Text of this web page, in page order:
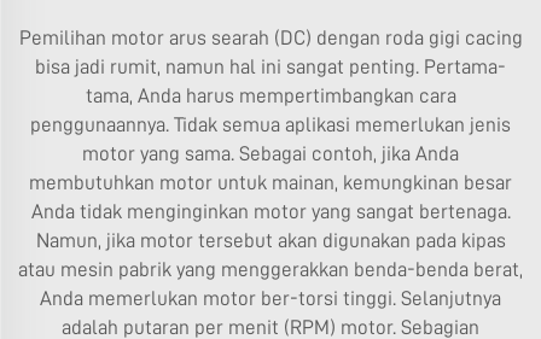
Pemilihan motor arus searah (DC) dengan roda gigi cacing
bisa jadi rumit, namun hal ini sangat penting. Pertama-
tama, Anda harus mempertimbangkan cara
penggunaannya. Tidak semua aplikasi memerlukan jenis
motor yang sama. Sebagai contoh, jika Anda
membutuhkan motor untuk mainan, kemungkinan besar
Anda tidak menginginkan motor yang sangat bertenaga.
Namun, jika motor tersebut akan digunakan pada kipas
atau mesin pabrik yang menggerakkan benda-benda berat,
Anda memerlukan motor ber-torsi tinggi. Selanjutnya
adalah putaran per menit (RPM) motor. Sebagian